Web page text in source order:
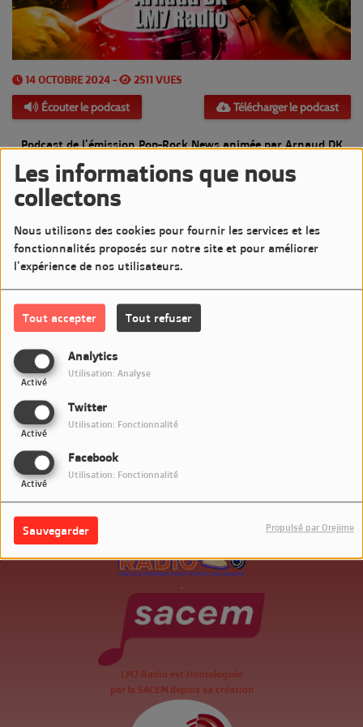
Les informations que nous
collectons
Nous utilisons des cookies pour fournir les services et les
fonctionnalités proposés sur notre site et pour améliorer
l'expérience de nos utilisateurs.
Tout accepter Tout refuser
Analytics
Activé
Utilisation: Analyse
Twitter
Activé
Utilisation: Fonctionnalité
Facebook
Activé
Utilisation: Fonctionnalité
Sauvegarder Propulsé par Orejime
14 OCTOBRE 2024 - 2511 VUES
Écouter le podcast Télécharger le podcast
Podcast de l'émission Pop-Rock News animée par Arnaud DK
Diffusée le Lundi 14 Octobre 2024 de 20h à 21h sur LM7
Commentaires(0)
Connectez-vous pour commenter cet article
SE CONNECTER
LM7 Radio est Homologuée
par la SACEM depuis sa création